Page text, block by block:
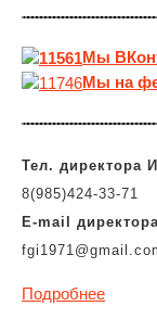
Мы
Мы на
Тел. директора
8(985)424-33-71
E-mail
Подробнее